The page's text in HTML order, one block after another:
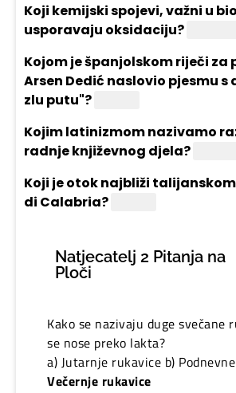
Koji kemijski spojevi, važni u
usporavaju oksidaciju?
Kojom je španjolskom riječi
Arsen Dedić naslovio pjesmu s
zlu putu"?
Kojim latinizmom nazivamo
radnje književnog djela?
Koji je otok najbliži
di Calabria?
Natjecatelj 2 Pitanja na
Ploči
Kako se nazivaju duge svečane
se nose preko lakta?
a) Jutarnje rukavice b)
Večernje rukavice